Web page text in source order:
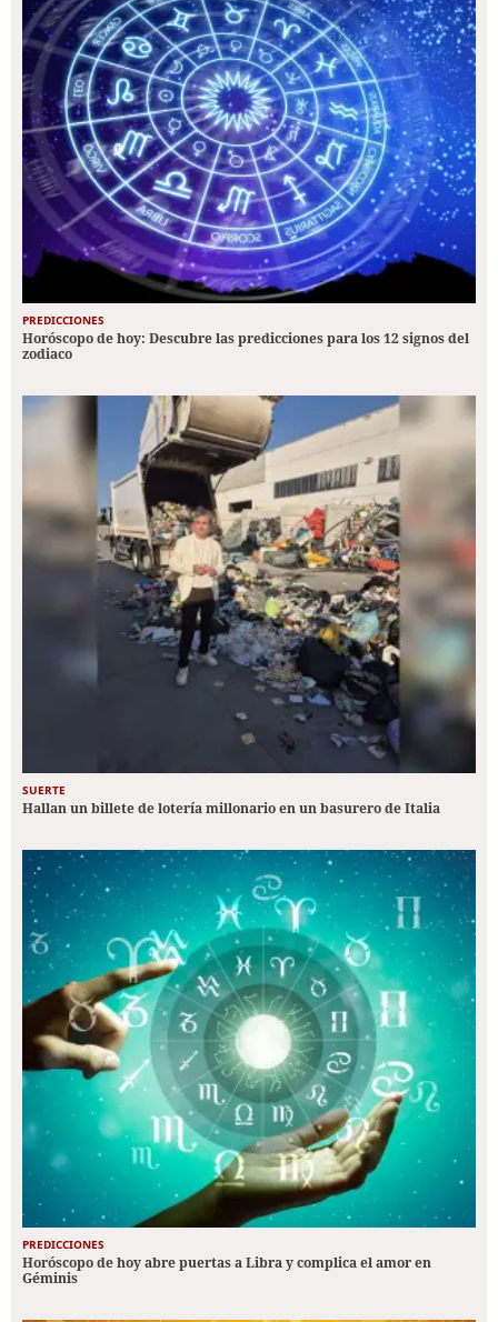
PREDICCIONES
Horóscopo de hoy: Descubre las predicciones para los 12 signos del
zodiaco
SUERTE
Hallan un billete de lotería millonario en un basurero de Italia
PREDICCIONES
Horóscopo de hoy abre puertas a Libra y complica el amor en
Géminis